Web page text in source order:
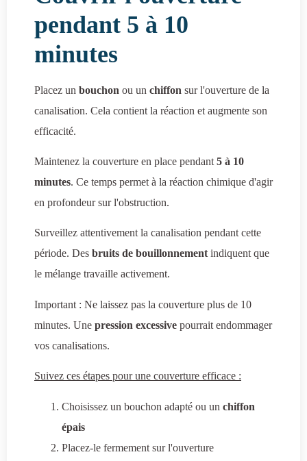
pendant 5 à 10
minutes
Placez un bouchon ou un chiffon sur l'ouverture de la
canalisation. Cela contient la réaction et augmente son
efficacité.
Maintenez la couverture en place pendant 5 à 10
minutes. Ce temps permet à la réaction chimique d'agir
en profondeur sur l'obstruction.
Surveillez attentivement la canalisation pendant cette
période. Des bruits de bouillonnementindiquent que
le mélange travaille activement.
Important : Ne laissez pas la couverture plus de 10
minutes. Une pression excessive pourrait endommager
vos canalisations.
Suivez ces étapes pour une couverture efficace :
Choisissez un bouchon adapté ou un chiffon
épais
Placez-le fermement sur l'ouverture